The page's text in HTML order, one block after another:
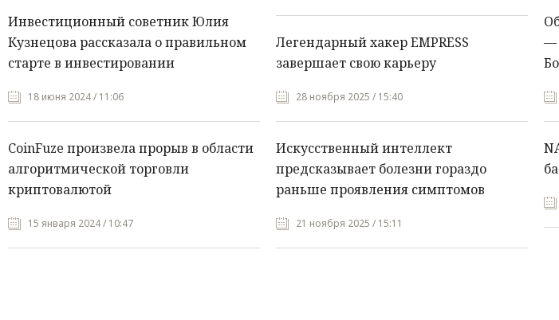
Инвестиционный советник Юлия
Кузнецова рассказала о правильном
старте в инвестировании
18 июня 2024 / 11:06
CoinFuze произвела прорыв в области
алгоритмической торговли
криптовалютой
15 января 2024 / 10:47
Легендарный хакер EMPRESS
завершает свою карьеру
28 ноября 2025 / 15:40
Искусственный интеллект
предсказывает болезни гораздо
раньше проявления симптомов
21 ноября 2025 / 15:11
—